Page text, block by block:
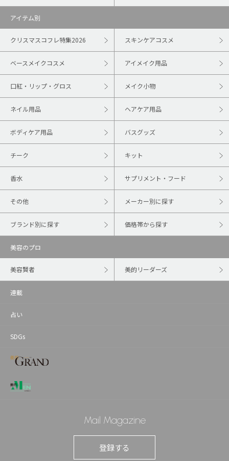
アイテム別
クリスマスコフレ特集2026 スキンケアコスメ
ベースメイクコスメ アイメイク用品
口紅・リップ・グロス メイク小物
ネイル用品 ヘアケア用品
ボディケア用品 バスグッズ
チーク キット
香水 サプリメント・フード
その他 メーカー別に探す
ブランド別に探す 価格帯から探す
美容のプロ
美容賢者 美的リーダーズ
連載
占い
SDGs
Mail Magazine
登録する